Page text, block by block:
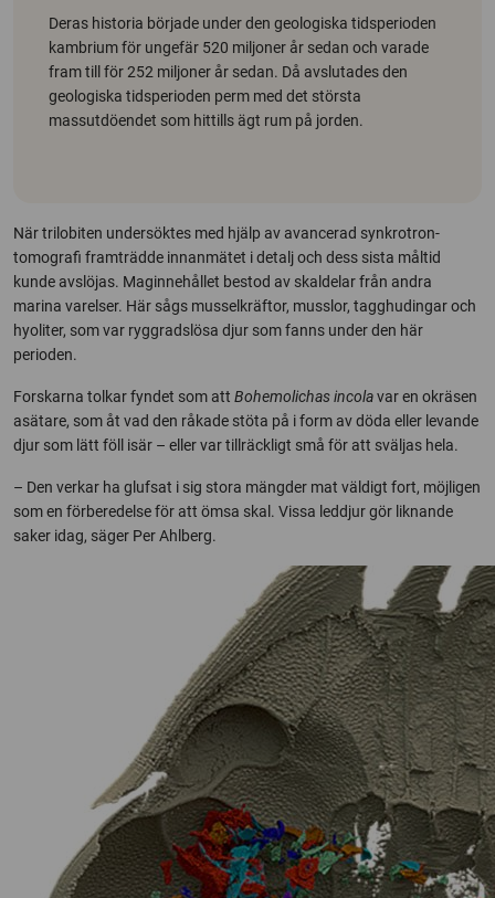
Deras historia började under den geologiska tidsperioden
kambrium för ungefär 520 miljoner år sedan och varade
fram till för 252 miljoner år sedan. Då avslutades den
geologiska tidsperioden perm med det största
massutdöendet som hittills ägt rum på jorden.
När trilobiten undersöktes med hjälp av avancerad synkrotron-
tomografi framträdde innanmätet i detalj och dess sista måltid
kunde avslöjas. Maginnehållet bestod av skaldelar från andra
marina varelser. Här sågs musselkräftor, musslor, tagghudingar och
hyoliter, som var ryggradslösa djur som fanns under den här
perioden.
Forskarna tolkar fyndet som att Bohemolichas incolavar en okräsen
asätare, som åt vad den råkade stöta på i form av döda eller levande
djur som lätt föll isär – eller var tillräckligt små för att sväljas hela.
– Den verkar ha glufsat i sig stora mängder mat väldigt fort, möjligen
som en förberedelse för att ömsa skal. Vissa leddjur gör liknande
saker idag, säger Per Ahlberg.